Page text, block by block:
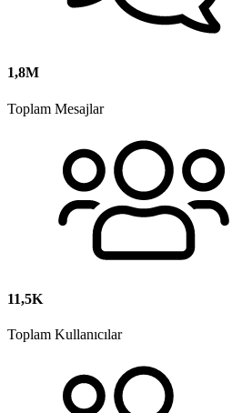
1,8M
Toplam Mesajlar
11,5K
Toplam Kullanıcılar